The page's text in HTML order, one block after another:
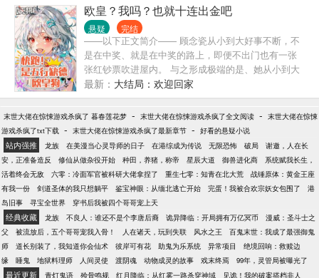
欧皇？我吗？也就十连出金吧
悬疑 完结
——以下正文简介—— 顾念瓷从小到大好事不断，不
是在中奖、就是在中奖的路上，即便不出门也有一张
张红钞票吹进屋内。 与之形成极端的是、她从小到大
怪事不断，不是在见鬼、就是见鬼的路上，即便不出
门也能梦见鬼。 顾念瓷就这么度过了如履薄冰的九
年，直到进入一个名为的鬼地方，还觉醒了名为「千
丝万缕」的废物天赋。 对此，顾念瓷不仅接受良好，
还做好cos晴天娃娃的准备了，结果一不小心混成人人
喊打的欧皇狗。 顾念瓷：我不就是运气好了点、拿到
的超稀有道具多了点吗？虽然我每次杀死诡异都能获
得道具，但我抽卡也是十连出金啊！咦？怎么都破防
了？ 那些破防玩家拉起横幅：游戏可以输，欧皇必须
死！ 后来，诸多玩家和诡异一起投诉：逃生游戏能不
能单独让顾念瓷交钱进副本啊？她凭一己之力败坏游
戏风气！ 对此，顾念瓷表示：我不就是运气爆棚了
点、实力强悍了点、五行缺德了点、道德败坏了点、
卑鄙无耻了点、心狠手辣了点……抛开这些不论，我
最新： 大结局：欢迎回家
末世大佬在惊悚游戏杀疯了 暮春莲花梦 - 末世大佬在惊悚游戏杀疯了全文阅读 - 末世大佬在惊悚
游戏杀疯了txt下载 - 末世大佬在惊悚游戏杀疯了最新章节 - 好看的悬疑小说
站内强推 龙族 在美漫当心灵导师的日子 在港综成为传说 无限恐怖 破局
谢邀，人在长
安，正准备造反
修仙从做杂役开始 种田，养猪，称帝 星辰大道 御兽进化商
系统赋我长生，
活着终会无敌
六零：冷面军官被科研大佬拿捏了 重生七零：知青在北大荒
战锤原体：黄金王座
有我一份
剑道圣体的我只想躺平 鉴宝神眼：从缅北逃亡开始 完蛋！我被合欢宗妖女包围了
港
岛旧事
寻宝全世界 穿书后我被四个哥哥宠上天
经典收藏 龙族 不良人：谁还不是个李唐后裔 诡异降临：开局拥有万亿冥币
漫威：圣斗士之
父
被流放后，五个哥哥宠我入骨！ 人在诸天，玩到失联 风水之王
百鬼末世：我成了最强御鬼
师
道长别装了，我知道你会仙术 彼岸可有花 助鬼为乐系统 异常项目
绝境回响：救赎边
缘
睡鬼 地狱料理师 人间灵使 渡阴魂 动物成灵的故事 戏末终焉 99年，灵管局被曝光了
最近更新 青灯鬼语 殓骨鸣规 红月降临：从红雾一路杀穿神域
见诡！我的破案搭档非人